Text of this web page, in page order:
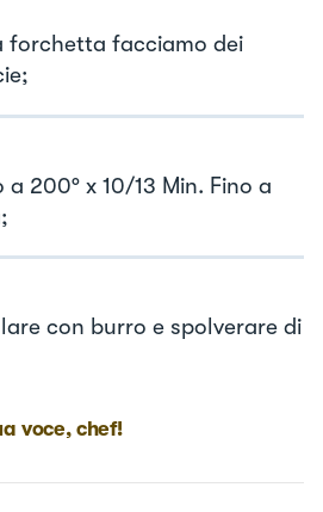
forchetta facciamo dei
200° x 10/13 Min. Fino a
con burro e spolverare di
voce, chef!